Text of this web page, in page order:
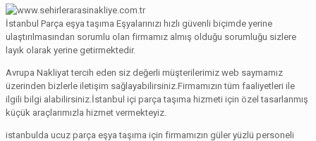
İstanbul Parça eşya taşıma Eşyalarınızı hızlı güvenli biçimde yerine
ulaştırılmasından sorumlu olan firmamız almış olduğu sorumluğu sizlere
layık olarak yerine getirmektedir.
Avrupa Nakliyat tercih eden siz değerli müşterilerimiz web saymamız
üzerinden bizlerle iletişim sağlayabilirsiniz.Firmamızın tüm faaliyetleri ile
ilgili bilgi alabilirsiniz.İstanbul içi parça taşıma hizmeti için özel tasarlanmış
küçük araçlarımızla hizmet vermekteyiz.
istanbulda ucuz parça eşya taşıma için firmamızın güler yüzlü personeli